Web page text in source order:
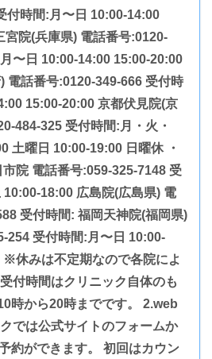
付時間:月〜日 10:00-14:00
宮院(兵庫県) 電話番号:0120-
〜日 10:00-14:00 15:00-20:00
電話番号:0120-349-666 受付時
15:00-20:00 京都伏見院(京
484-325 受付時間:月・火・
土曜日 10:00-19:00 日曜休 ・
院 電話番号:059-325-7148 受
18:00 広島院(広島県) 電
受付時間: 福岡天神院(福岡県)
254 受付時間:月〜日 10:00-
休みは不定期なので各院によ
付時間はクリニック自体のも
時から20時までです。 2.web
では公式サイトのフォームか
約ができます。 初回はカウン